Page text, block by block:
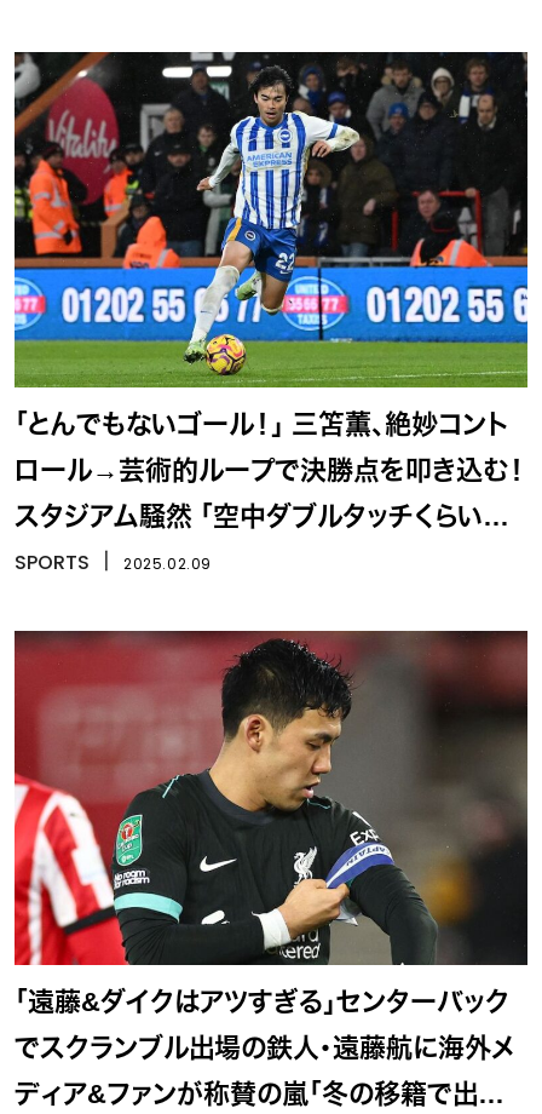
「とんでもないゴール！」 三笘薫、絶妙コント
ロール→芸術的ループで決勝点を叩き込む！
スタジアム騒然 「空中ダブルタッチくらいの
衝撃」
SPORTS 2025.02.09
「遠藤&ダイクはアツすぎる」センターバック
でスクランブル出場の鉄人・遠藤航に海外メ
ディア&ファンが称賛の嵐「冬の移籍で出す